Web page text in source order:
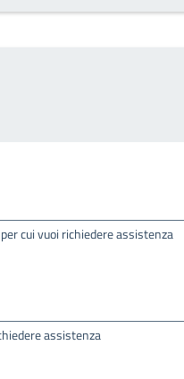
cui vuoi richiedere assistenza
assistenza